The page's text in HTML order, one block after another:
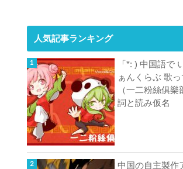
人気記事ランキング
「*: ) 中国語で
ぁんくらぶ 歌っ
（一二粉絲俱樂
詞と読み仮名
中国の自主製作